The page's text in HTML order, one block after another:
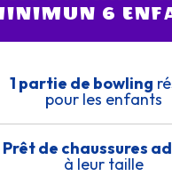
6
1 partie de bowling
pour les enfants
Prêt de chaussures
à leur taille